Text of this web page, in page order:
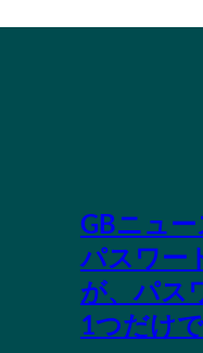
GBニュ
パスワー
が、パス
1つだけ